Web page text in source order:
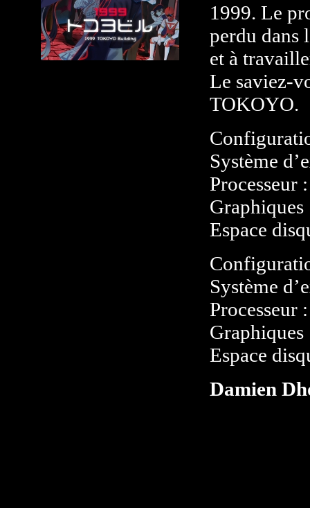
1999. Le
perdu dans
et à
Le saviez-
TOKOYO.
Système
Processeur
Espace
Système
Processeur
Espace
Damien